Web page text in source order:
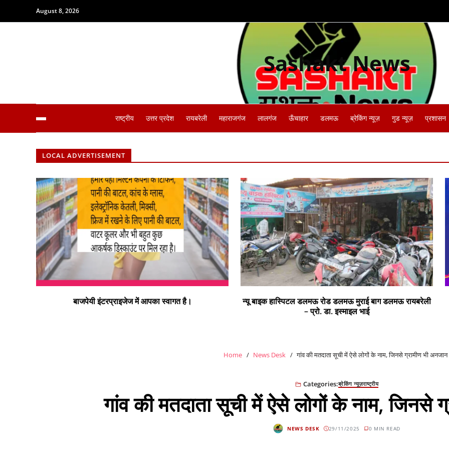
August 8, 2026
Sashakt News
राष्ट्रीय उत्तर प्रदेश रायबरेली महाराजगंज लालगंज ऊँचाहार डलमऊ ब्रेकिंग न्यूज़ गुड न्यूज़ प्रशासन
LOCAL ADVERTISEMENT
न्यू बाइक हास्पिटल डलमऊ रोड डलमऊ मुराई बाग डलमऊ रायबरेली
सभी क्षेत्र वासियों को रंगों के पर्व होली की हार्दिक शुभकामनाएं
Home News Desk गांव की मतदाता सूची में ऐसे लोगों के नाम, जिनसे ग्रामीण भी अनजान
Categories:ब्रेकिंग न्यूज़राष्ट्रीय
गांव की मतदाता सूची में ऐसे लोगों के नाम, जिनसे
NEWS DESK 29/11/2025 0 MIN READ